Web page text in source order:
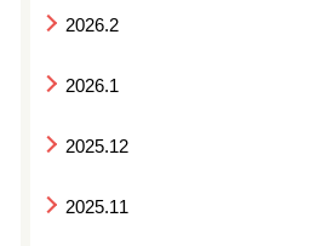
2026.2
2026.1
2025.12
2025.11